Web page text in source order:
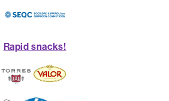
Rapid snacks!